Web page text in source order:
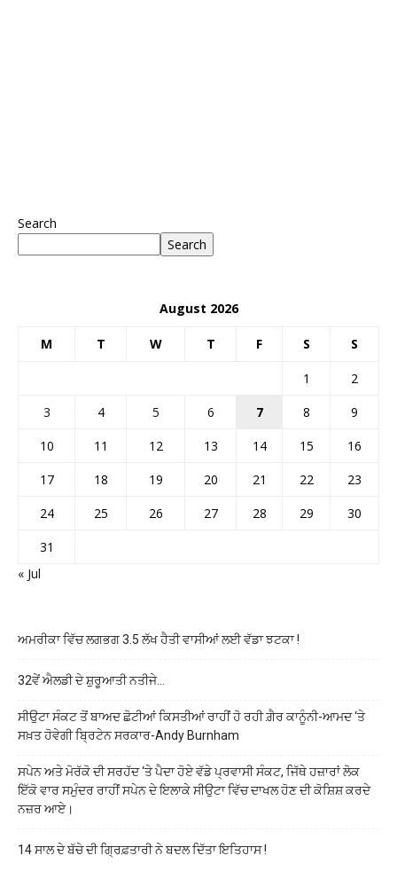
Search
Search
August 2026
M T W T F S S
1
2
3
4 5 6 7 8
9
10
11 12 13 14 15
16
17
18 19 20 21 22
23
24
25 26 27 28 29
30
31
« Jul
ਅਮਰੀਕਾ ਵਿੱਚ ਲਗਭਗ 3.5 ਲੱਖ ਹੈਤੀ ਵਾਸੀਆਂ ਲਈ ਵੱਡਾ ਝਟਕਾ !
32ਵੇਂ ਐਲਡੀ ਦੇ ਸ਼ੁਰੂਆਤੀ ਨਤੀਜੇ…
ਸੀਉਟਾ ਸੰਕਟ ਤੋਂ ਬਾਅਦ ਛੋਟੀਆਂ ਕਿਸਤੀਆਂ ਰਾਹੀਂ ਹੋ ਰਹੀ ਗ਼ੈਰ ਕਾਨੂੰਨੀ-ਆਮਦ ‘ਤੇ
ਸਖ਼ਤ ਹੋਵੇਗੀ ਬ੍ਰਿਟੇਨ ਸਰਕਾਰ-Andy Burnham
ਸਪੇਨ ਅਤੇ ਮੋਰੱਕੋ ਦੀ ਸਰਹੱਦ ‘ਤੇ ਪੈਦਾ ਹੋਏ ਵੱਡੇ ਪ੍ਰਵਾਸੀ ਸੰਕਟ, ਜਿੱਥੇ ਹਜ਼ਾਰਾਂ ਲੋਕ
ਇੱਕੋ ਵਾਰ ਸਮੁੰਦਰ ਰਾਹੀਂ ਸਪੇਨ ਦੇ ਇਲਾਕੇ ਸੀਉਟਾ ਵਿੱਚ ਦਾਖਲ ਹੋਣ ਦੀ ਕੋਸ਼ਿਸ਼ ਕਰਦੇ
ਨਜ਼ਰ ਆਏ।
14 ਸਾਲ ਦੇ ਬੱਚੇ ਦੀ ਗ੍ਰਿਫ਼ਤਾਰੀ ਨੇ ਬਦਲ ਦਿੱਤਾ ਇਤਿਹਾਸ !